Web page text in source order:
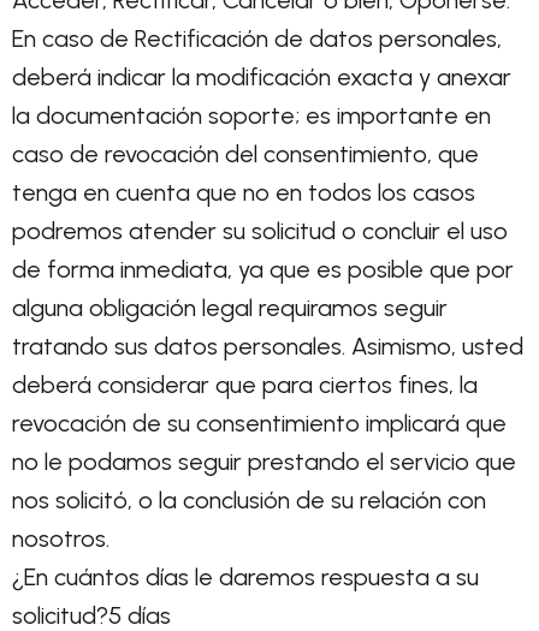
En caso de Rectificación de datos personales,
deberá indicar la modificación exacta y anexar
la documentación soporte; es importante en
caso de revocación del consentimiento, que
tenga en cuenta que no en todos los casos
podremos atender su solicitud o concluir el uso
de forma inmediata, ya que es posible que por
alguna obligación legal requiramos seguir
tratando sus datos personales. Asimismo, usted
deberá considerar que para ciertos fines, la
revocación de su consentimiento implicará que
no le podamos seguir prestando el servicio que
nos solicitó, o la conclusión de su relación con
nosotros.
¿En cuántos días le daremos respuesta a su
solicitud?5 días